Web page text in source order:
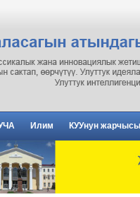
Илим КУУнун жарчысы